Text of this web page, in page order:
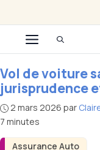
au
contenuMenu
Assurance Auto
Vol de voiture
jurisprudence
2 mars 2026 par
7 minutes